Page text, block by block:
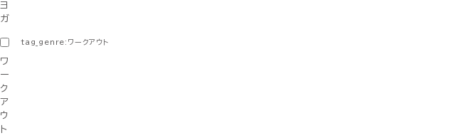
ヨ
ガ
tag_genre:ワークアウト
ワ
ー
ク
ア
ウ
ト